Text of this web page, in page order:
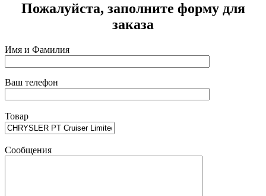
Пожалуйста, заполните форму для
заказа
Имя и Фамилия
Ваш телефон
Товар
Сообщения